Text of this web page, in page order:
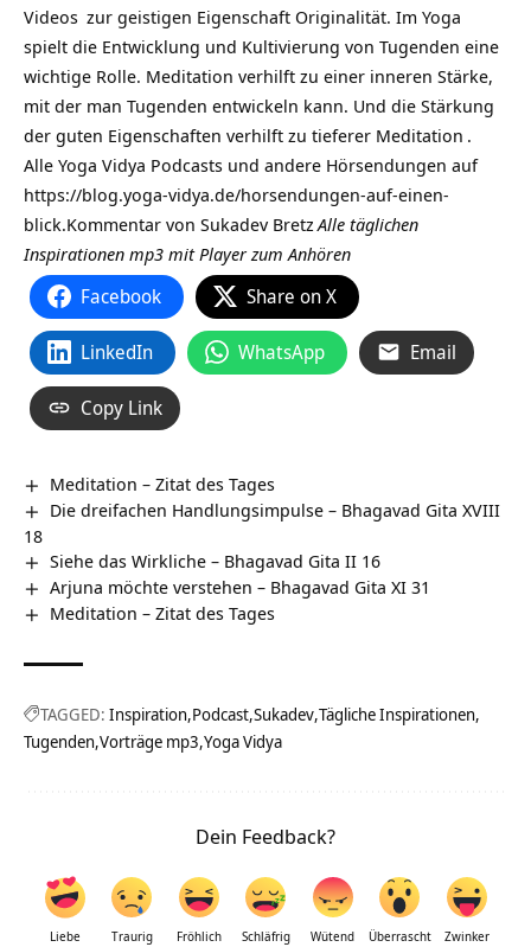
Videos zur geistigen Eigenschaft Originalität. Im Yoga
spielt die Entwicklung und Kultivierung von Tugenden eine
wichtige Rolle. Meditation verhilft zu einer inneren Stärke,
mit der man Tugenden entwickeln kann. Und die Stärkung
der guten Eigenschaften verhilft zu tieferer Meditation .
Alle Yoga Vidya Podcasts und andere Hörsendungen auf
https://blog.yoga-vidya.de/horsendungen-auf-einen-
blick.Kommentar von Sukadev Bretz Alle täglichen
Inspirationen mp3 mit Player zum Anhören
Facebook Share on X
LinkedIn WhatsApp Email
Copy Link
Meditation – Zitat des Tages
Die dreifachen Handlungsimpulse – Bhagavad Gita XVIII
18
Siehe das Wirkliche – Bhagavad Gita II 16
Arjuna möchte verstehen – Bhagavad Gita XI 31
Meditation – Zitat des Tages
TAGGED: Inspiration Podcast Sukadev Tägliche Inspirationen
Tugenden Vorträge mp3 Yoga Vidya
Dein Feedback?
Liebe Traurig Fröhlich Schläfrig Wütend Überrascht Zwinker